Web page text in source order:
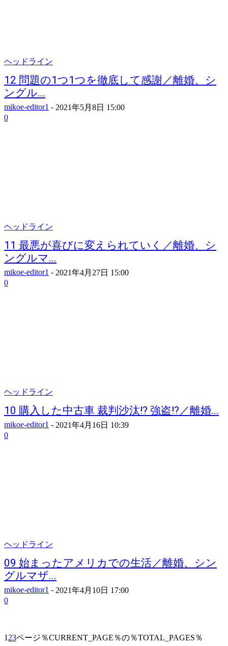
ヘッドライン
12 問題の1つ1つを徹底して感謝／離婚、シ
ングル...
mikoe-editor1 - 2021年5月8日 15:00
0
ヘッドライン
11 最悪が喜びに変えられていく／離婚、シ
ングルマ...
mikoe-editor1 - 2021年4月27日 15:00
0
ヘッドライン
10 購入した中古車 裁判沙汰!? 強盗!?／離婚...
mikoe-editor1 - 2021年4月16日 10:39
0
ヘッドライン
09 始まったアメリカでの生活／離婚、シン
グルマザ...
mikoe-editor1 - 2021年4月10日 17:00
0
1 23ページ％CURRENT_PAGE％の％TOTAL_PAGES％